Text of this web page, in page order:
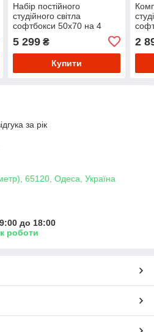
Набір постійного
студійного світла
софтбокси 50x70 на 4
5 299₴
Купити
2
за рік
65120, Одеса, Україна
до 18:00
роботи